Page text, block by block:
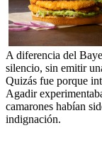
A diferencia del
silencio, sin emitir
Quizás fue porque
Agadir
camarones habían
indignación.